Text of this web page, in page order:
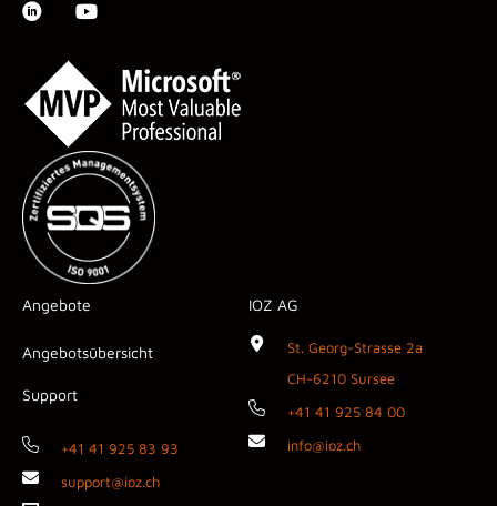
Angebote
Angebotsübersicht
Support
+41 41 925 83 93
support@ioz.ch
IOZ AG
St. Georg-Strasse 2a
CH-6210 Sursee
+41 41 925 84 00
info@ioz.ch